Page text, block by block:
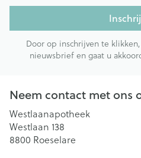
Door op inschrijven te
nieuwsbrief en gaat u
Neem contact met ons
Westlaanapotheek
Westlaan 138
8800 Roeselare